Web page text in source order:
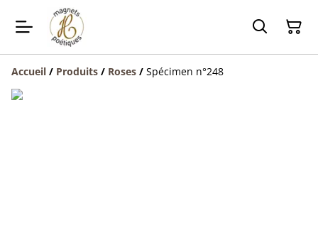
Accueil / Produits / Roses / Spécimen n°248